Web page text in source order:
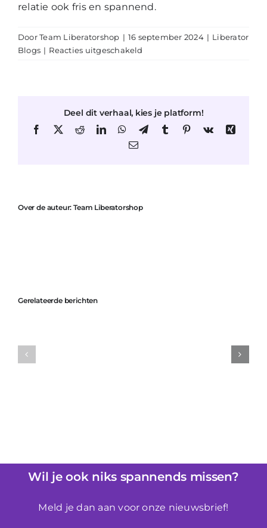
relatie ook fris en spannend.
DoorTeam Liberatorshop | 16 september 2024 | Liberator
Blogs | Reacties uitgeschakeld
Gebaren
die
Deel dit verhaal, kies je platform!
Facebook
X RedditLinkedInWhatsApp
TelegramTumblr Pinterest
Vk
Xing
E-
Over de auteur:Team Liberatorshop
Gerelateerde berichten
Waarom Liberator
Perfect is voor
Wil je ook niks spannends missen?
Meld je dan aan voor onze nieuwsbrief!